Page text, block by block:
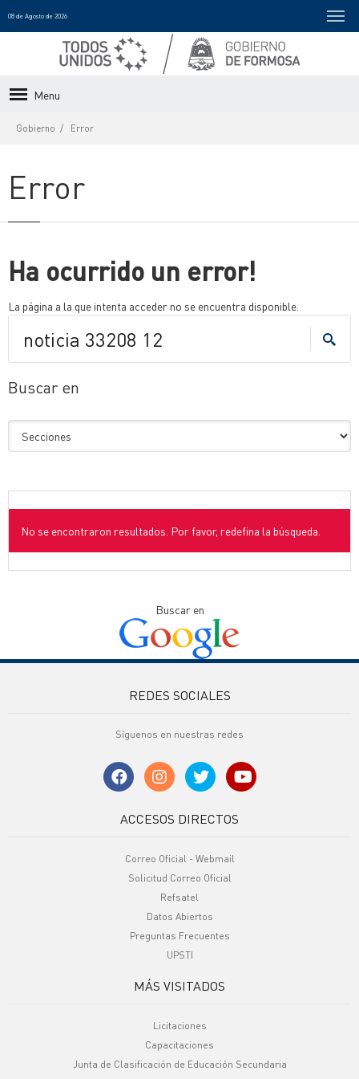
08 de Agosto de 2026
Menu
Gobierno Error
Error
Ha ocurrido un error!
La página a la que intenta acceder no se encuentra disponible.
Buscar en
No se encontraron resultados. Por favor, redefina la búsqueda.
Buscar en
REDES SOCIALES
Síguenos en nuestras redes
ACCESOS DIRECTOS
Correo Oficial - Webmail
Solicitud Correo Oficial
Refsatel
Datos Abiertos
Preguntas Frecuentes
UPSTI
MÁS VISITADOS
Licitaciones
Capacitaciones
Junta de Clasificación de Educación Secundaria